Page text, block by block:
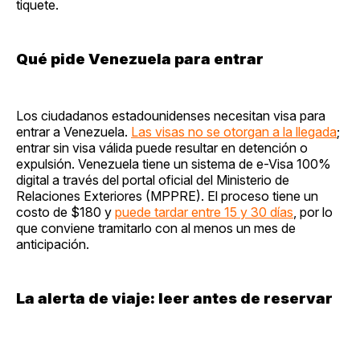
tiquete.
Qué pide Venezuela para entrar
Los ciudadanos estadounidenses necesitan visa para
entrar a Venezuela. Las visas no se otorgan a la llegada;
entrar sin visa válida puede resultar en detención o
expulsión. Venezuela tiene un sistema de e-Visa 100%
digital a través del portal oficial del Ministerio de
Relaciones Exteriores (MPPRE). El proceso tiene un
costo de $180 y puede tardar entre 15 y 30 días, por lo
que conviene tramitarlo con al menos un mes de
anticipación.
La alerta de viaje: leer antes de reservar